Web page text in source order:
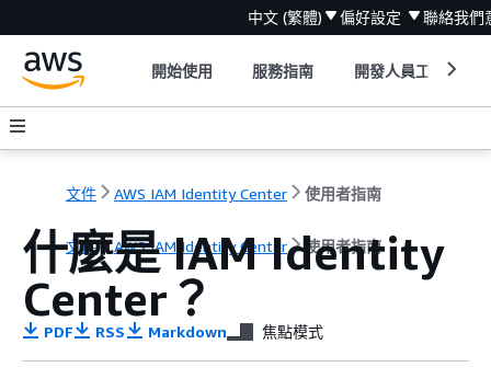
中文 (繁體) 偏好設定 聯絡我們
開始使用 服務指南 開發人員工具
文件 AWS IAM Identity Center 使用者指南
文件 AWS IAM Identity Center 使用者指南
什麼是 IAM Identity
Center？
PDF RSS Markdown 焦點模式